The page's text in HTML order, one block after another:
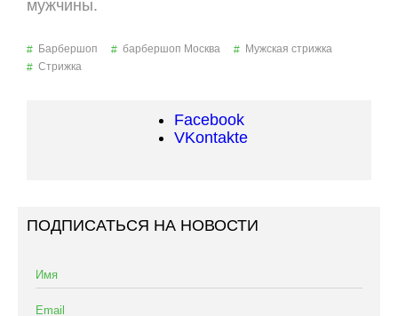
мужчины.
Барбершоп барбершоп Москва
Мужская стрижка
Стрижка
Facebook
VKontakte
ПОДПИСАТЬСЯ НА НОВОСТИ